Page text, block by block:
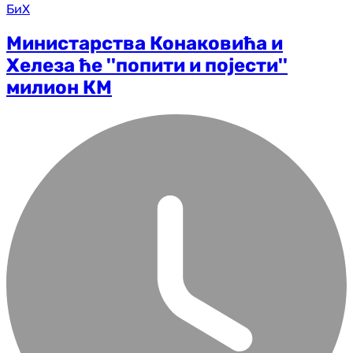
БиХ
Министарства Конаковића и
Хелеза ће ''попити и појести''
милион КМ